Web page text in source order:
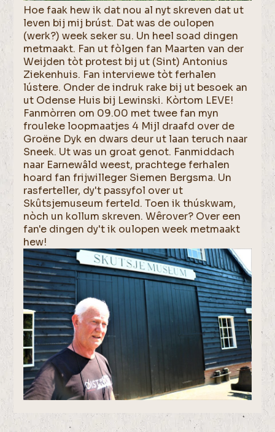
Hoe faak hew ik dat nou al nyt skreven dat ut
leven bij mij brúst. Dat was de oulopen
(werk?) week seker su. Un heel soad dingen
metmaakt. Fan ut fòlgen fan Maarten van der
Weijden tòt protest bij ut (Sint) Antonius
Ziekenhuis. Fan interviewe tòt ferhalen
lústere. Onder de indruk rake bij ut besoek an
ut Odense Huis bij Lewinski. Kòrtom LEVE!
Fanmòrren om 09.00 met twee fan myn
frouleke loopmaatjes 4 Mijl draafd over de
Groëne Dyk en dwars deur ut laan teruch naar
Sneek. Ut was un groat genot. Fanmiddach
naar Earnewâld weest, prachtege ferhalen
hoard fan frijwilleger Siemen Bergsma. Un
rasferteller, dy't passyfol over ut
Skûtsjemuseum ferteld. Toen ik thúskwam,
nòch un kollum skreven. Wêrover? Over een
fan'e dingen dy't ik oulopen week metmaakt
hew!